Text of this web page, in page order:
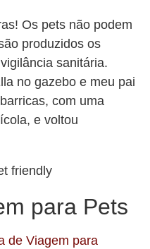
Os pets não podem
produzidos os
sanitária.
no gazebo e meu pai
com uma
e voltou
para Pets
de Viagem para